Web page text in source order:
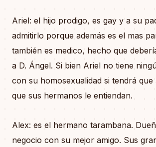
Ariel: el hijo prodigo, es gay y a su
admitirlo porque además es el mas
también es medico, hecho que
a D. Ángel. Si bien Ariel no tiene
con su homosexualidad si tendrá
que sus hermanos le entiendan.
Alex: es el hermano tarambana.
negocio con su mejor amigo. Sus